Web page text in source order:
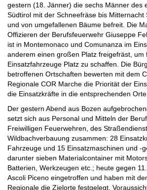
gestern (18. Jänner) die sechs Männer des
Südtirol mit der Schneefräse bis
und von umgefallenen Bäume befreit. Die
Offizieren der Berufsfeuerwehr Giuseppe
ist in Montemonaco und Comunanza im
anderem einen großen Platz freigefräst, um
Einsatzfahrzeuge Platz zu schaffen. Die
betroffenen Ortschaften bewerten mit dem
Regionale COR Marche die Priorität der
die Einsatzkräfte in die entsprechenden Orte.
Der gestern Abend aus Bozen
setzt sich aus Personal und Mitteln der
Freiwilligen Feuerwehren , des
Wildbachverbauung zusammen: 28
Fahrzeuge und 15 Einsatzmaschinen und -
darunter sieben Materialcontainer mit
Batterien, Werkzeugen etc.; heute gegen
Ascoli Piceno eingetroffen und haben mit
Regionale die Zielorte festgelegt.